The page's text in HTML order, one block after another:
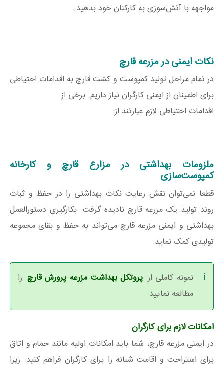
مواجهه با آتش‌سوزی به کارکنان خود بدهید.
نکات ایمنی در مزرعه قارچ
در تمام مراحل تولید کمپوست و کشت قارچ به اقدامات احتیاطی
برای اطمینان از ایمنی کارگران نیاز داریم. برخی از
اقدامات احتیاطی لازم عبارتند از:
ملزومات بهداشتی در مزارع قارچ و کارخانه
کمپوست‌سازی
قطعا نمی‌توان نقش رعایت نکات بهداشتی را در حفظ و ثبات
روند تولید یک مزرعه قارچ نادیده گرفت. بکارگیری دستورالعمل
بهداشتی و ایمنی مزرعه قارچ می‌تواند به حفظ و بقای مجموعه
تولیدی کمک نماید.
نمونه کاملی از پروتکل بهداشت مزرعه پرورش قارچ را
مطالعه نمایید.
امکانات لازم برای کارگران
در ایمنی مزرعه قارچ، شما باید امکانات اولیه مانند حمام و اتاق
برای استراحت و اقامت شبانه را برای کارگران فراهم کنید. زیرا